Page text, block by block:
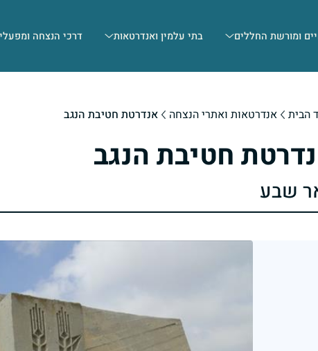
ומורשת החללים בתי עלמין ואנדרטאות דרכי הנצחה ומפעלי
הבית אנדרטאות ואתרי הנצחה אנדרטת חטיבת הנגב
חטיבת הנגב
שבע